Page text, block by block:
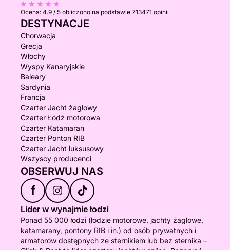
Ocena: 4.9 / 5 obliczono na podstawie 713471 opinii
DESTYNACJE
Chorwacja
Grecja
Włochy
Wyspy Kanaryjskie
Baleary
Sardynia
Francja
Czarter Jacht żaglowy
Czarter Łódź motorowa
Czarter Katamaran
Czarter Ponton RIB
Czarter Jacht luksusowy
Wszyscy producenci
OBSERWUJ NAS
f
Lider w wynajmie łodzi
Ponad 55 000 łodzi (łodzie motorowe, jachty żaglowe,
katamarany, pontony RIB i in.) od osób prywatnych i
armatorów dostępnych ze sternikiem lub bez sternika –